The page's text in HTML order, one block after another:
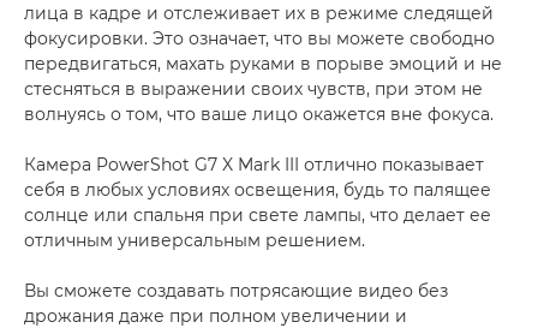
лица в кадре и отслеживает их в режиме следящей
фокусировки. Это означает, что вы можете свободно
передвигаться, махать руками в порыве эмоций и не
стесняться в выражении своих чувств, при этом не
волнуясь о том, что ваше лицо окажется вне фокуса.
Камера PowerShot G7 X Mark III отлично показывает
себя в любых условиях освещения, будь то палящее
солнце или спальня при свете лампы, что делает ее
отличным универсальным решением.
Вы сможете создавать потрясающие видео без
дрожания даже при полном увеличении и